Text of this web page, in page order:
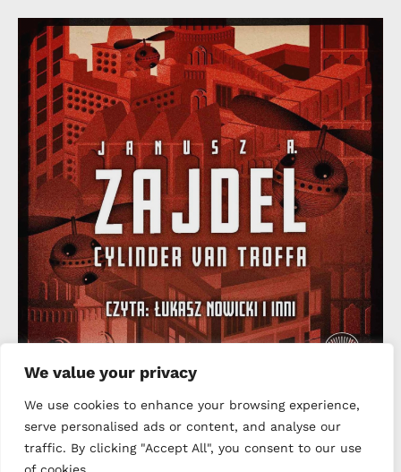
We value your privacy
We use cookies to enhance your browsing experience,
serve personalised ads or content, and analyse our
traffic. By clicking "Accept All", you consent to our use
Cylinder van Troffa, Janusz
Zajdel, pierwsze spotkanie z